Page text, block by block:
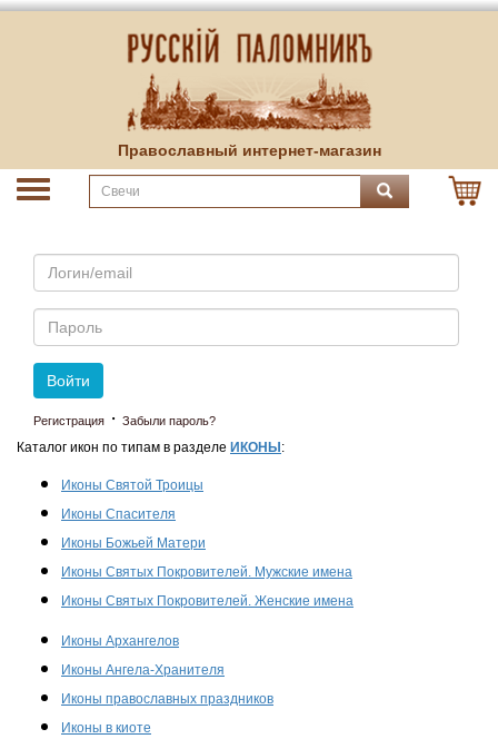
Православный интернет-магазин
Email
Пароль
Войти
Регистрация · Забыли пароль?
Каталог икон по типам в разделе ИКОНЫ :
Иконы Святой Троицы
Иконы Спасителя
Иконы Божьей Матери
Иконы Святых Покровителей. Мужские имена
Иконы Святых Покровителей. Женские имена
Иконы Архангелов
Иконы Ангела-Хранителя
Иконы православных праздников
Иконы в киоте